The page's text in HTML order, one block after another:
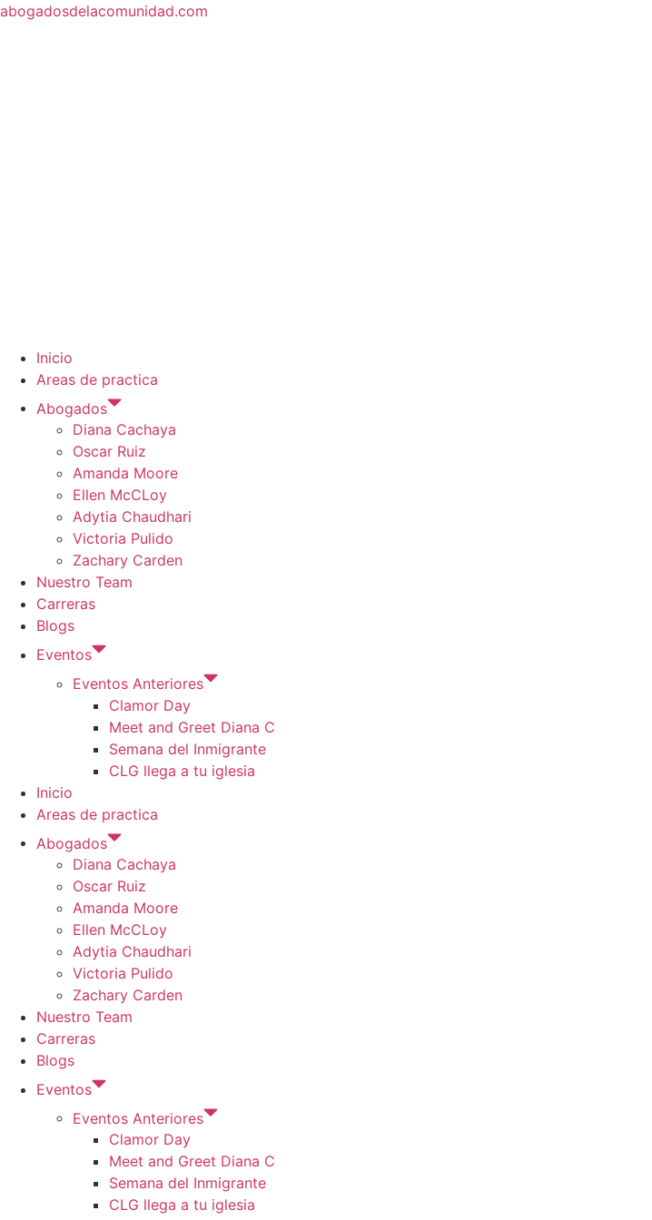
abogadosdelacomunidad.com
Inicio
Areas de practica
Abogados
Diana Cachaya
Oscar Ruiz
Amanda Moore
Ellen McCLoy
Adytia Chaudhari
Victoria Pulido
Zachary Carden
Nuestro Team
Carreras
Blogs
Eventos
Eventos Anteriores
Clamor Day
Meet and Greet Diana C
Semana del Inmigrante
CLG llega a tu iglesia
Inicio
Areas de practica
Abogados
Diana Cachaya
Oscar Ruiz
Amanda Moore
Ellen McCLoy
Adytia Chaudhari
Victoria Pulido
Zachary Carden
Nuestro Team
Carreras
Blogs
Eventos
Eventos Anteriores
Clamor Day
Meet and Greet Diana C
Semana del Inmigrante
CLG llega a tu iglesia